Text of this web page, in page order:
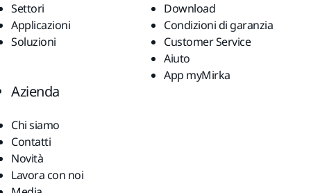
Settori
Applicazioni
Soluzioni
Download
Condizioni di garanzia
Customer Service
Aiuto
App myMirka
Azienda
Chi siamo
Contatti
Novità
Lavora con noi